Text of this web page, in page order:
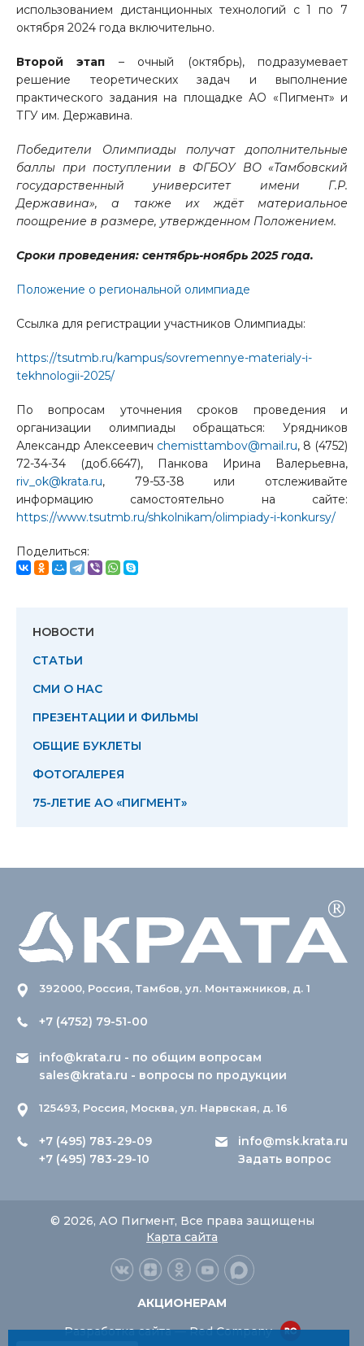
использованием дистанционных технологий с 1 по 7
октября 2024 года включительно.
Второй этап – очный (октябрь), подразумевает
решение теоретических задач и выполнение
практического задания на площадке АО «Пигмент» и
ТГУ им. Державина.
Победители Олимпиады получат дополнительные
баллы при поступлении в ФГБОУ ВО «Тамбовский
государственный университет имени Г.Р.
Державина», а также их ждёт материальное
поощрение в размере, утвержденном Положением.
Сроки проведения: сентябрь-ноябрь 2025 года.
Положение о региональной олимпиаде
Ссылка для регистрации участников Олимпиады:
https://tsutmb.ru/kampus/sovremennye-materialy-i-
tekhnologii-2025/
По вопросам уточнения сроков проведения и
организации олимпиады обращаться: Урядников
Александр Алексеевич chemisttambov@mail.ru, 8 (4752)
72-34-34 (доб.6647), Панкова Ирина Валерьевна,
riv_ok@krata.ru, 79-53-38 или отслеживайте
информацию самостоятельно на сайте:
https://www.tsutmb.ru/shkolnikam/olimpiady-i-konkursy/
Поделиться:
НОВОСТИ
СТАТЬИ
СМИ О НАС
ПРЕЗЕНТАЦИИ И ФИЛЬМЫ
ОБЩИЕ БУКЛЕТЫ
ФОТОГАЛЕРЕЯ
75-ЛЕТИЕ АО «ПИГМЕНТ»
392000, Россия, Тамбов, ул. Монтажников, д. 1
+7 (4752) 79-51-00
info@krata.ru - по общим вопросам
sales@krata.ru - вопросы по продукции
125493, Россия, Москва, ул. Нарвская, д. 16
+7 (495) 783-29-09
+7 (495) 783-29-10
info@msk.krata.ru
Задать вопрос
© 2026, АО Пигмент, Все права защищены
Карта сайта
АКЦИОНЕРАМ
Разработка сайта — Red Company